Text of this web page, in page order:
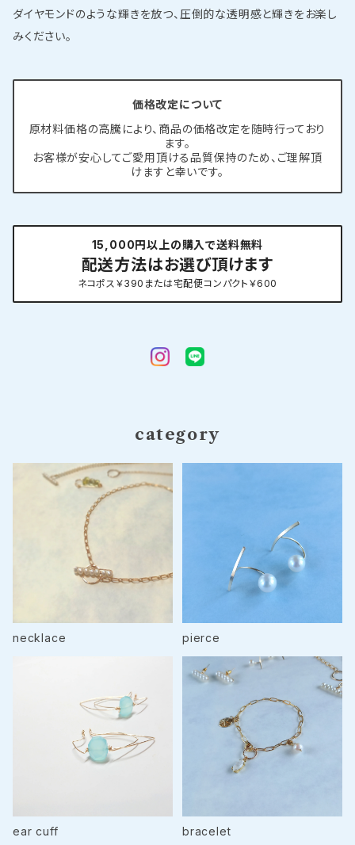
ダイヤモンドのような輝きを放つ、圧倒的な透明感と輝きをお楽し
みください。
価格改定について
原材料価格の高騰により、商品の価格改定を随時行っており
ます。
お客様が安心してご愛用頂ける品質保持のため、ご理解頂
けますと幸いです。
15,000円以上の購入で送料無料
配送方法はお選び頂けます
ネコポス￥390または宅配便コンパクト￥600
category
necklace pierce
ear cuff bracelet